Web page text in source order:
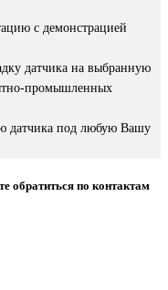
с демонстрацией
датчика на выбранную
промышленных
датчика под любую Вашу
обратиться по контактам